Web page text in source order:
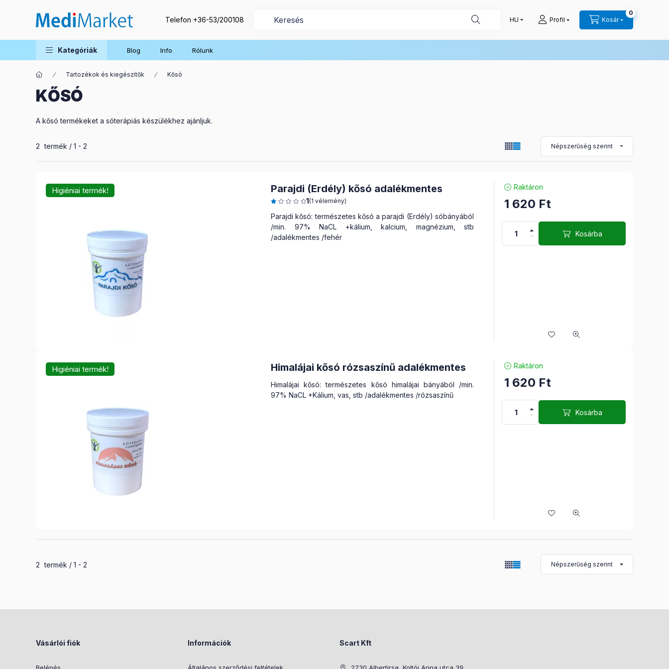
Telefon +36-53/200108 Profil Kosár
0
Kategóriák Blog Info Rólunk
Tartozékok és kiegészítők Kősó
KŐSÓ
A kősó termékeket a sóterápiás készülékhez ajánljuk.
Összes termék a kategóriában
2 termék 1 2
Higiéniai termék! Parajdi (Erdély) kősó adalékmentes
1(1 vélemény)
Parajdi kősó: természetes kősó a parajdi (Erdély) sóbányából
/min. 97% NaCL +kálium, kalcium, magnézium, stb
/adalékmentes /fehér
Raktáron
1 620 Ft
Kosárba
Higiéniai termék! Himalájai kősó rózsaszínű adalékmentes
Himalájai kősó: természetes kősó himalájai bányából /min.
97% NaCL +Kálium, vas, stb /adalékmentes /rózsaszínű
Raktáron
1 620 Ft
Kosárba
Összes termék a kategóriában
2 termék 1 2
Vásárlói fiók Információk Scart Kft